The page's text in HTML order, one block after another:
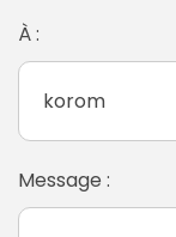
À :
Message :